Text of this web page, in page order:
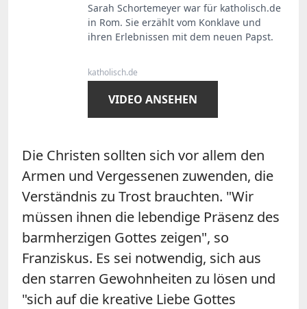
Sarah Schortemeyer war für katholisch.de
in Rom. Sie erzählt vom Konklave und
ihren Erlebnissen mit dem neuen Papst.
katholisch.de
VIDEO ANSEHEN
Die Christen sollten sich vor allem den
Armen und Vergessenen zuwenden, die
Verständnis zu Trost brauchten. "Wir
müssen ihnen die lebendige Präsenz des
barmherzigen Gottes zeigen", so
Franziskus. Es sei notwendig, sich aus
den starren Gewohnheiten zu lösen und
"sich auf die kreative Liebe Gottes